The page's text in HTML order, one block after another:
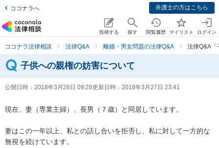
ココナラへ 弁護士の方はこちら
投稿する 探す 閲覧履歴 マイリスト ログイン
ココナラ法律相談 法律Q&A 離婚・男女問題の法律Q&A 法律Q&A「
子供への親権の妨害について
公開日時： 2018年3月26日 09:28更新日時： 2018年3月27日 23:41
現在、妻（専業主婦）、長男（７歳）と同居しています。
妻はこの一年以上、私との話し合いを拒否し、私に対して一方的な
無視を続けています。